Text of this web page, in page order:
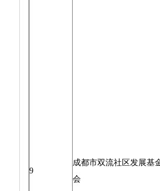
9
成都市双流社区发展基
会